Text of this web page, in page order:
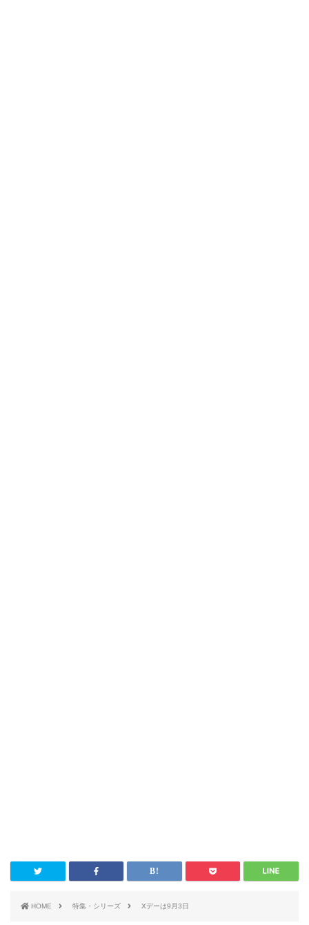
HOME 特集・シリーズ Xデーは9月3日